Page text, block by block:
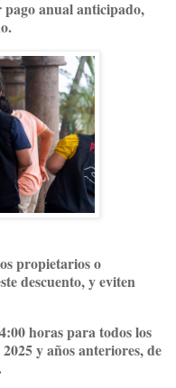
anual anticipado,
propietarios o
descuento, y eviten
horas para todos los
y años anteriores, de